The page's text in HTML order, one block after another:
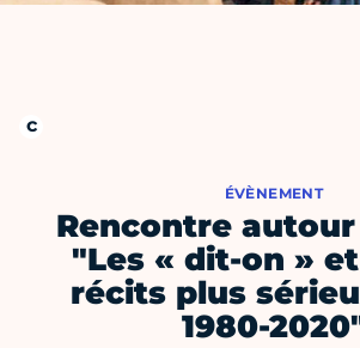
ÉVÈNEMENT
Rencontre
"Les « dit-on »
récits plus
1980-